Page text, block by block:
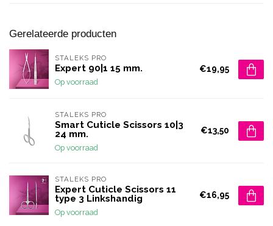
Gerelateerde producten
STALEKS PRO
Expert 90|1 15 mm.
Op voorraad
€19,95
STALEKS PRO
Smart Cuticle Scissors 10|3
24 mm.
Op voorraad
€13,50
STALEKS PRO
Expert Cuticle Scissors 11
type 3 Linkshandig
Op voorraad
€16,95